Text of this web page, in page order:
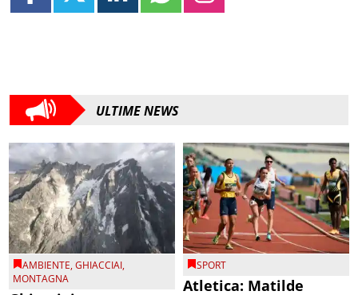
ULTIME NEWS
AMBIENTE,GHIACCIAI,
MONTAGNA
SPORT
Atletica: Matilde